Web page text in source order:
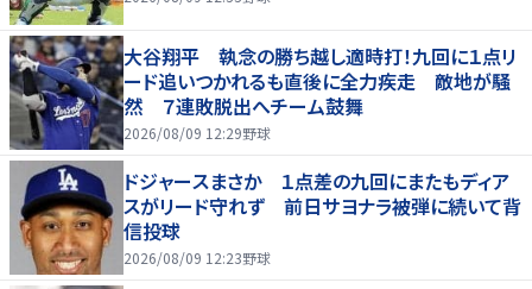
大谷翔平 執念の勝ち越し適時打！九回に１点リ
ード追いつかれるも直後に全力疾走 敵地が騒
然 ７連敗脱出へチーム鼓舞
2026/08/09 12:29野球
ドジャースまさか １点差の九回にまたもディア
スがリード守れず 前日サヨナラ被弾に続いて背
信投球
2026/08/09 12:23野球